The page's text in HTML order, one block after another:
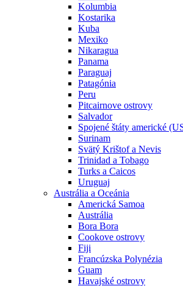
Kolumbia
Kostarika
Kuba
Mexiko
Nikaragua
Panama
Paraguaj
Patagónia
Peru
Pitcairnove ostrovy
Salvador
Spojené štáty americké
Surinam
Svätý Krištof a Nevis
Trinidad a Tobago
Turks a Caicos
Uruguaj
Austrália a Oceánia
Americká Samoa
Austrália
Bora Bora
Cookove ostrovy
Fiji
Francúzska Polynézia
Guam
Havajské ostrovy